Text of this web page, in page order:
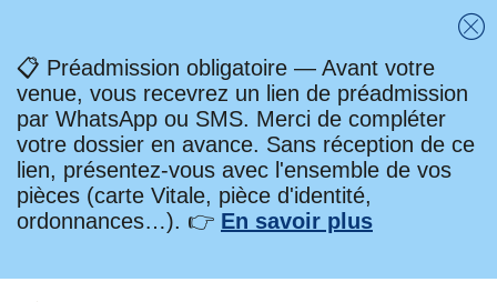
📋 Préadmission obligatoire — Avant votre
venue, vous recevrez un lien de préadmission
par WhatsApp ou SMS. Merci de compléter
votre dossier en avance. Sans réception de ce
lien, présentez-vous avec l'ensemble de vos
pièces (carte Vitale, pièce d'identité,
ordonnances…). 👉 En savoir plus